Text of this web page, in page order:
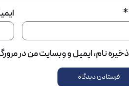
*
ذخیره نام، ایمیل و وبسایت من در